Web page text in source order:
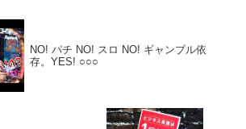
NO! パチ NO! スロ NO! ギャンブル依
存。YES! ○○○